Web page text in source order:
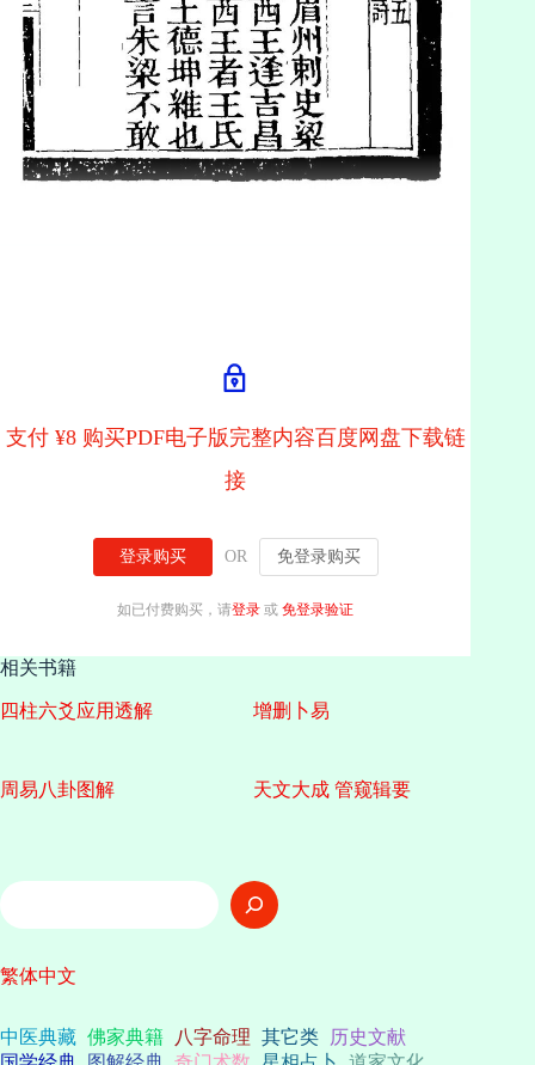
支付 ¥8 购买PDF电子版完整内容百度网盘下载链
接
登录购买 OR 免登录购买
如已付费购买，请登录 或免登录验证
相关书籍
四柱六爻应用透解 增删卜易
周易八卦图解 天文大成 管窥辑要
搜
索
繁体中文
中医典藏 佛家典籍 八字命理 其它类
历史文献